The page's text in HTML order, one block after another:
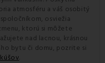
atmosféru a váš osobitý
osviežia
ktorú si môžete
nad lacnou, krásnou
bytu či domu, pozrite si
.